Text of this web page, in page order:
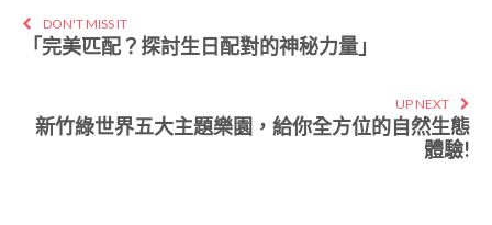
DON'T MISS IT
「完美匹配？探討生日配對的神秘力量」
UP NEXT
新竹綠世界五大主題樂園，給你全方位的自然生態
體驗!